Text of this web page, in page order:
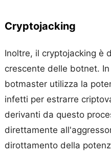
Cryptojacking
Inoltre, il cryptojacking è
crescente delle botnet.
botmaster utilizza la
infetti per estrarre
derivanti da questo
direttamente
dirottamento della